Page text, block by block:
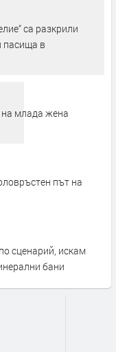
са разкрили
пасища в
на млада жена
път на
сценарий, искам
бани